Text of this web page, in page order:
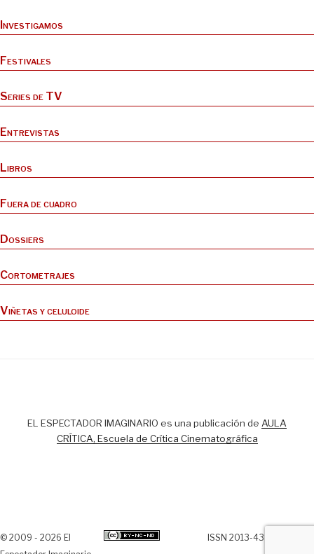
Investigamos
Festivales
Series de TV
Entrevistas
Libros
Fuera de cuadro
Dossiers
Cortometrajes
Viñetas y celuloide
EL ESPECTADOR IMAGINARIO es una publicación de AULA
CRÍTICA, Escuela de Crítica Cinematográfica
© 2009 - 2026 El
ISSN 2013-438X